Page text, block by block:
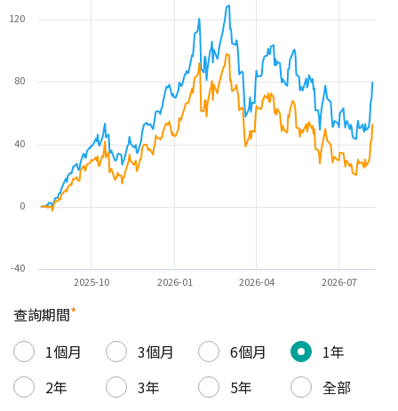
2025-10 2026-01 2026-04 2026-07
-40
0
40
80
120
查詢期間*
1個月
3個月 6個月
1年
2年
3年 5年
全部